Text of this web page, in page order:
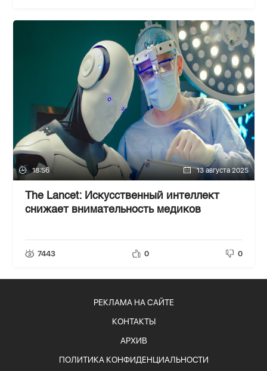
18:56 13 августа 2025
The Lancet: Искусственный интеллект
снижает внимательность медиков
7443 0 0
РЕКЛАМА НА САЙТЕ
КОНТАКТЫ
АРХИВ
ПОЛИТИКА КОНФИДЕНЦИАЛЬНОСТИ